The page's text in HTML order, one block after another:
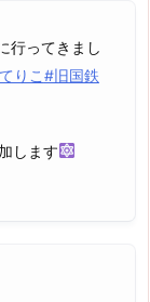
行ってきまし
りこ #旧国鉄
します